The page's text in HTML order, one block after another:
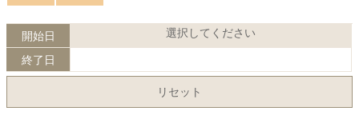
開始日 選択してください
終了日
リセット